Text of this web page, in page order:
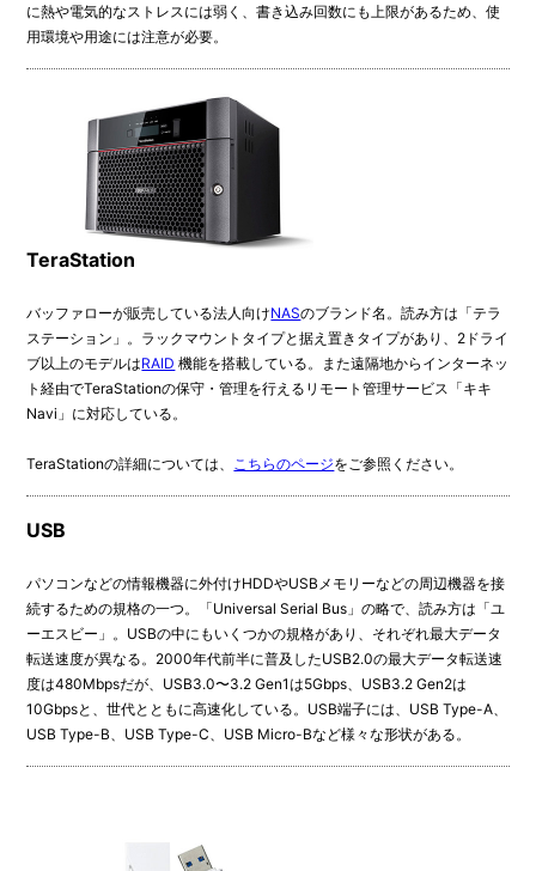
に熱や電気的なストレスには弱く、書き込み回数にも上限があるため、使
用環境や用途には注意が必要。
TeraStation
バッファローが販売している法人向けNASのブランド名。読み方は「テラ
ステーション」。ラックマウントタイプと据え置きタイプがあり、2ドライ
ブ以上のモデルはRAID 機能を搭載している。また遠隔地からインターネッ
ト経由でTeraStationの保守・管理を行えるリモート管理サービス「キキ
Navi」に対応している。
TeraStationの詳細については、 こちらのページをご参照ください。
USB
パソコンなどの情報機器に外付けHDDやUSBメモリーなどの周辺機器を接
続するための規格の一つ。「Universal Serial Bus」の略で、読み方は「ユ
ーエスビー」。USBの中にもいくつかの規格があり、それぞれ最大データ
転送速度が異なる。2000年代前半に普及したUSB2.0の最大データ転送速
度は480Mbpsだが、USB3.0〜3.2 Gen1は5Gbps、USB3.2 Gen2は
10Gbpsと、世代とともに高速化している。USB端子には、USB Type-A、
USB Type-B、USB Type-C、USB Micro-Bなど様々な形状がある。